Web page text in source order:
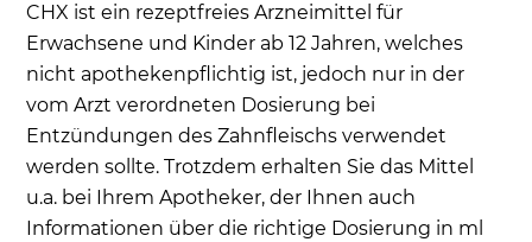
CHX ist ein rezeptfreies Arzneimittel für
Erwachsene und Kinder ab 12 Jahren, welches
nicht apothekenpflichtig ist, jedoch nur in der
vom Arzt verordneten Dosierung bei
Entzündungen des Zahnfleischs verwendet
werden sollte. Trotzdem erhalten Sie das Mittel
u.a. bei Ihrem Apotheker, der Ihnen auch
Informationen über die richtige Dosierung in ml